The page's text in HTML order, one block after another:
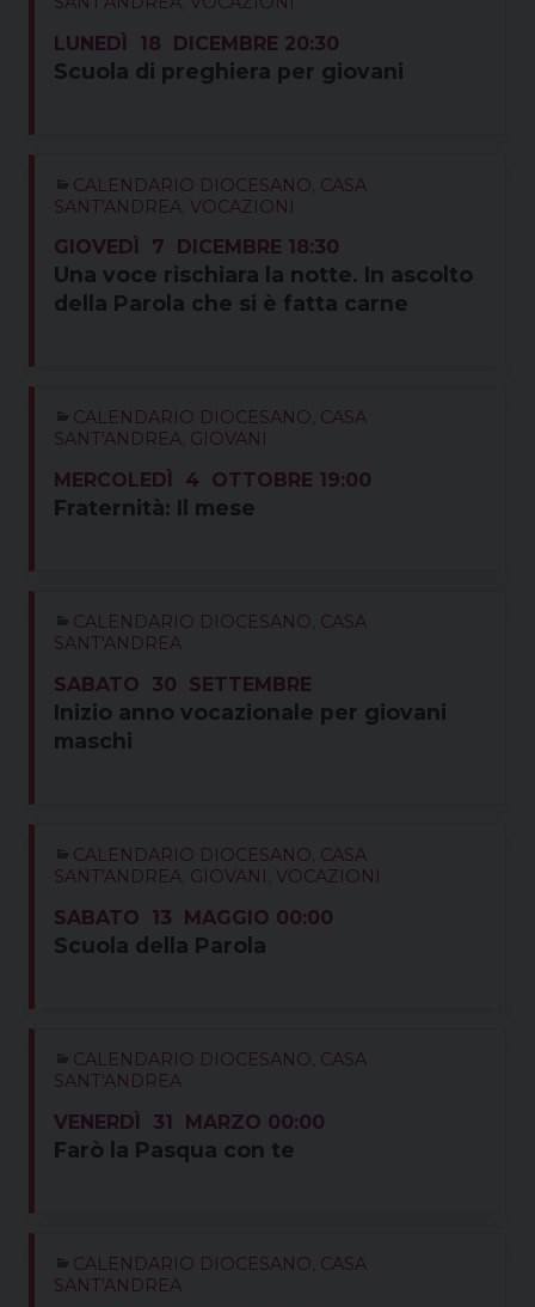
LUNEDÌ 18 DICEMBRE 20:30
Scuola di preghiera per giovani
CALENDARIO DIOCESANO CASA
SANT'ANDREA VOCAZIONI
GIOVEDÌ 7 DICEMBRE 18:30
Una voce rischiara la notte. In ascolto
della Parola che si è fatta carne
CALENDARIO DIOCESANO CASA
SANT'ANDREA GIOVANI
MERCOLEDÌ 4 OTTOBRE 19:00
Fraternità: Il mese
CALENDARIO DIOCESANO CASA
SANT'ANDREA
SABATO 30 SETTEMBRE
Inizio anno vocazionale per giovani
maschi
CALENDARIO DIOCESANO CASA
SANT'ANDREA GIOVANI VOCAZIONI
SABATO 13 MAGGIO 00:00
Scuola della Parola
CALENDARIO DIOCESANO CASA
SANT'ANDREA
VENERDÌ 31 MARZO 00:00
Farò la Pasqua con te
CALENDARIO DIOCESANO CASA
SANT'ANDREA